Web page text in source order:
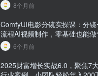
8个月前
ComfyUI电影分镜实操课：分
流程AI视频制作，零基础也能
6个月前
2025财富增长实战6.0，聚焦7